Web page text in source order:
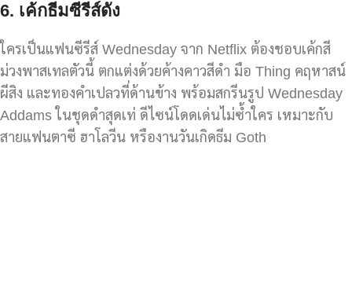
6. เค้กธีมซีรีส์ดัง
ใครเป็นแฟนซีรีส์ Wednesday จาก Netflix ต้องชอบเค้กสี
ม่วงพาสเทลตัวนี้ ตกแต่งด้วยค้างคาวสีดำ มือ Thing คฤหาสน์
ผีสิง และทองคำเปลวที่ด้านข้าง พร้อมสกรีนรูป Wednesday
Addams ในชุดดำสุดเท่ ดีไซน์โดดเด่นไม่ซ้ำใคร เหมาะกับ
สายแฟนตาซี ฮาโลวีน หรืองานวันเกิดธีม Goth